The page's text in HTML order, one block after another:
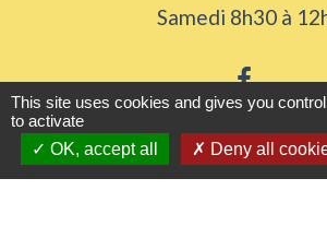
Samedi 8h30 à
Liens utiles
This site uses cookies and gives you
to activate
OK, accept all
Deny all